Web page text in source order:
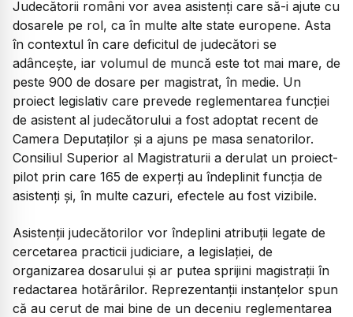
Judecătorii români vor avea asistenți care să-i ajute cu
dosarele pe rol, ca în multe alte state europene. Asta
în contextul în care deficitul de judecători se
adâncește, iar volumul de muncă este tot mai mare, de
peste 900 de dosare per magistrat, în medie. Un
proiect legislativ care prevede reglementarea funcției
de asistent al judecătorului a fost adoptat recent de
Camera Deputaților și a ajuns pe masa senatorilor.
Consiliul Superior al Magistraturii a derulat un proiect-
pilot prin care 165 de experți au îndeplinit funcția de
asistenți și, în multe cazuri, efectele au fost vizibile.
Asistenții judecătorilor vor îndeplini atribuții legate de
cercetarea practicii judiciare, a legislației, de
organizarea dosarului și ar putea sprijini magistrații în
redactarea hotărârilor. Reprezentanții instanțelor spun
că au cerut de mai bine de un deceniu reglementarea